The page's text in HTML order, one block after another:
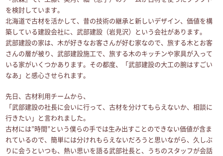
を検討しています。
北海道で古材を活かして、昔の技術の継承と新しいデザイン、価値を構
築している建設会社に、武部建設（岩見沢）という会社があります。
武部建設の家は、木が好きなお客さんが好む家なので、旅する木とお客
さんの層が被り、武部建設施工で、旅する木のキッチンや家具が入って
いる家がいくつかあります。その都度、「武部建設の大工の腕はすごい
なあ」と感心させられます。
先日、古材利用チームから、
「武部建設の社長に会いに行って、古材を分けてもらえないか、相談に
行きたい」と言われました。
古材には”時間”という僕らの手では生み出すことのできない価値が含ま
れているので、簡単には分けれもらえないだろうと思いながら、久しぶ
りに会うといつも、熱い思いを語る武部社長と、うちのスタッフが会話